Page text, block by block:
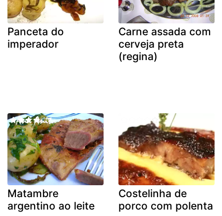
Panceta do
imperador
Carne assada com
cerveja preta
(regina)
Matambre
argentino ao leite
Costelinha de
porco com polenta